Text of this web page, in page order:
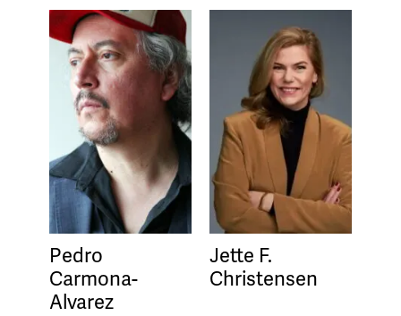
Pedro
Carmona-
Alvarez
Jette F.
Christensen